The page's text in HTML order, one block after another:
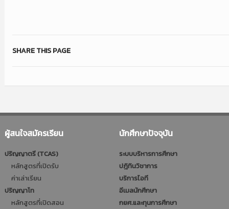
SHARE THIS PAGE
ผู้สนใจสมัครเรียน
ปริญญาตรี (TCAS)
หลักสูตรที่เปิดรับ
ค่าเล่าเรียน
ปริญญาโท
หลักสูตรที่เปิดสอน
นักศึกษาปัจจุบัน
ระบบบริหารการศึกษา
ปฎิทินวิชาการ
บริการไอที
อีเมลนักศึกษา
กยศ.และทุนการศึกษา